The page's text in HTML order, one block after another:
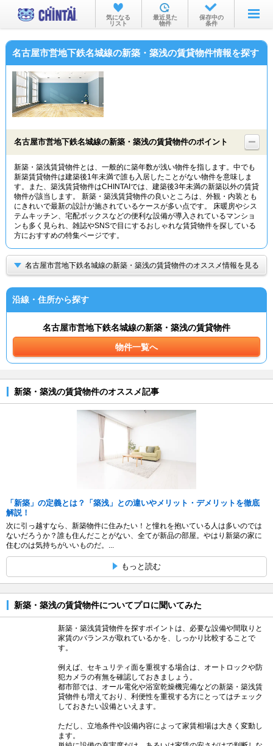
お部屋を探す
沿線・駅から
物件特集から
TOP
気になる
リスト
最近見た
物件
保存中の
条件
名古屋市営地下鉄名城線の新築・築浅の賃貸物件情報を探す
名古屋市営地下鉄名城線の新築・築浅の賃貸物件のポイント
新築・築浅賃貸物件とは、一般的に築年数が浅い物件を指します。中でも
新築賃貸物件は建築後1年未満で誰も入居したことがない物件を意味しま
す。また、築浅賃貸物件はCHINTAIでは、建築後3年未満の新築以外の賃貸
物件が該当します。 新築・築浅賃貸物件の良いところは、外観・内装とも
にきれいで最新の設計が施されているケースが多い点です。 床暖房やシス
テムキッチン、宅配ボックスなどの便利な設備が導入されているマンショ
ンも多く見られ、雑誌やSNSで目にするおしゃれな賃貸物件を探している
方におすすめの特集ページです。
名古屋市営地下鉄名城線の新築・築浅の賃貸物件のオススメ情報を見る
沿線・住所から探す
名古屋市営地下鉄名城線の新築・築浅の賃貸物件
物件一覧へ
新築・築浅の賃貸物件のオススメ記事
「新築」の定義とは？「築浅」との違いやメリット・デメリットを徹底
解説！
次に引っ越すなら、新築物件に住みたい！と憧れを抱いている人は多いのでは
ないだろうか？誰も住んだことがない、全てが新品の部屋。やはり新築の家に
住むのは気持ちがいいものだ。...
もっと読む
新築・築浅の賃貸物件についてプロに聞いてみた
新築・築浅賃貸物件を探すポイントは、必要な設備や間取りと
家賃のバランスが取れているかを、しっかり比較することで
す。
例えば、セキュリティ面を重視する場合は、オートロックや防
犯カメラの有無を確認しておきましょう。
都市部では、オール電化や浴室乾燥機完備などの新築・築浅賃
貸物件も増えており、利便性を重視する方にとってはチェック
しておきたい設備といえます。
ただし、立地条件や設備内容によって家賃相場は大きく変動し
ます。